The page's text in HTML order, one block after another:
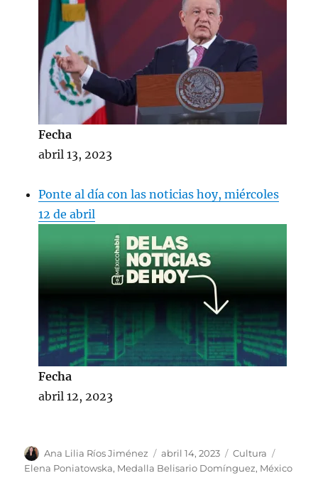
Fecha
abril 13, 2023
Ponte al día con las noticias hoy, miércoles
12 de abril
Fecha
abril 12, 2023
A
u
Ana Lilia Ríos Jiménez
P
u
abril 14, 2023
C
a
Cultura
t
Elena Poniatowska, Medalla Belisario Domínguez, México